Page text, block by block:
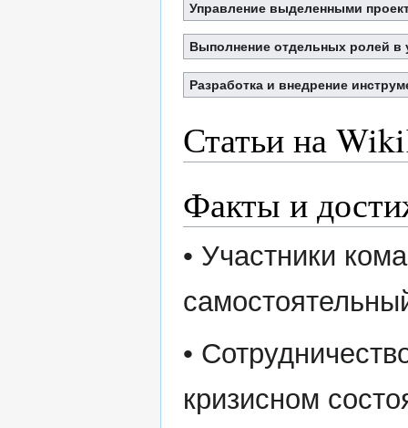
Управление выделенными
Выполнение отдельных ролей в
Разработка и внедрение
Статьи на
Факты и
• Участники
•
кризисном